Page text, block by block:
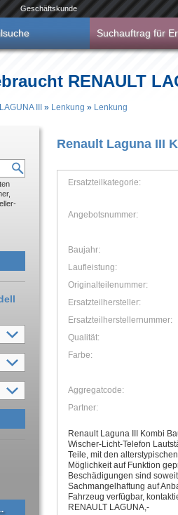
Geschäftskunde
Suchauftrag für
RENAULT
LAGUNA III » Lenkung » Lenkung
Renault Laguna III
Ersatzteilkategorie:
Angebotsnummer:
Baujahr:
Laufleistung:
Originalteilenummer:
Ersatzteilhersteller:
Ersatzteilherstellernummer:
Qualität:
Farbe:
Aggregatcode:
Partner:
Renault Laguna III Kombi
Wischer-Licht-Telefon
Teile, mit den
Möglichkeit auf Funktion
Beschädigungen sind
Sachmangelhaftung auf
Fahrzeug verfügbar,
RENAULT LAGUNA,-